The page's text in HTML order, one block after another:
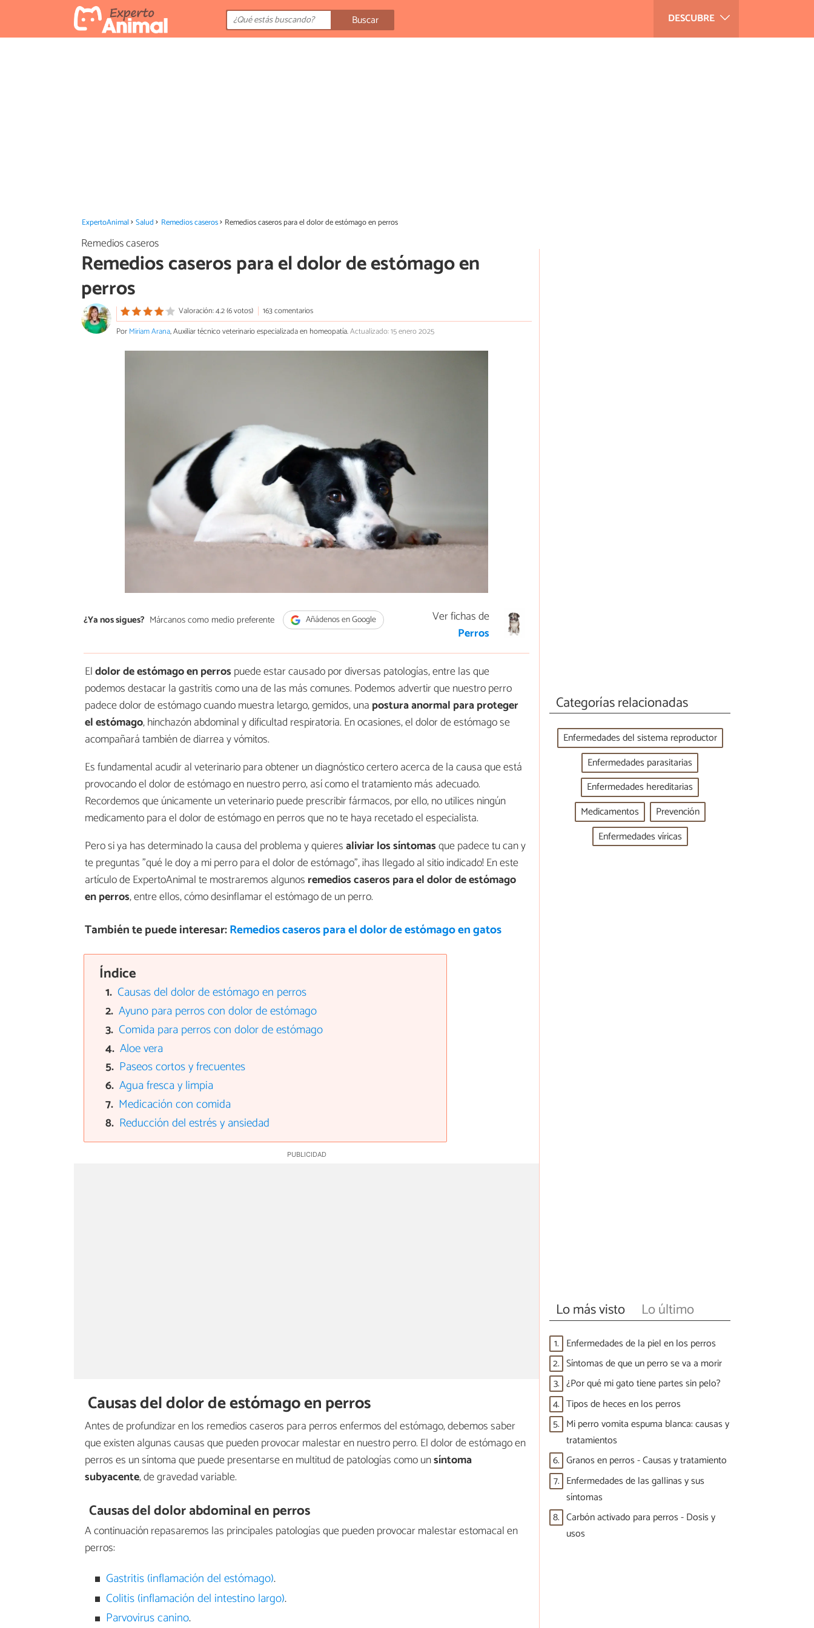
DESCUBRE
Buscar
ExpertoAnimal Salud Remedios caseros Remedios caseros para el dolor de estómago en perros
Remedios caseros
Remedios caseros para el dolor de estómago en
perros
Valoración: 4.2 (6 votos)
163 comentarios
PorMiriam Arana, Auxiliar técnico veterinario especializada en homeopatía.Actualizado: 15 enero 2025
¿Ya nos sigues? Márcanos como medio preferente Añádenos en Google
Ver fichas de
Perros
Eldolor de estómago en perros puede estar causado por diversas patologías, entre las que
podemos destacar la gastritis como una de las más comunes. Podemos advertir que nuestro perro
padece dolor de estómago cuando muestra letargo, gemidos, una postura anormal para proteger
el estómago, hinchazón abdominal y dificultad respiratoria. En ocasiones, el dolor de estómago se
acompañará también de diarrea y vómitos.
Es fundamental acudir al veterinario para obtener un diagnóstico certero acerca de la causa que está
provocando el dolor de estómago en nuestro perro, así como el tratamiento más adecuado.
Recordemos que únicamente un veterinario puede prescribir fármacos, por ello, no utilices ningún
medicamento para el dolor de estómago en perros que no te haya recetado el especialista.
Pero si ya has determinado la causa del problema y quieresaliviar los síntomasque padece tu can y
te preguntas "qué le doy a mi perro para el dolor de estómago", ¡has llegado al sitio indicado! En este
artículo de ExpertoAnimal te mostraremos algunos remedios caseros para eldolor de estómago
en perros, entre ellos, cómo desinflamar el estómago de un perro.
También te puede interesar:Remedios caseros para el dolor de estómago en gatos
Índice
Causas del dolor de estómago en perros
Ayuno para perros con dolor de estómago
Comida para perros con dolor de estómago
Aloe vera
Paseos cortos y frecuentes
Agua fresca y limpia
Medicación con comida
Reducción del estrés y ansiedad
Causas del dolor de estómago en perros
Antes de profundizar en los remedios caseros para perros enfermos del estómago, debemos saber
que existen algunas causas que pueden provocar malestar en nuestro perro. El dolor de estómago en
perros es un síntoma que puede presentarse en multitud de patologías como unsíntoma
subyacente, de gravedad variable.
Causas del dolor abdominal en perros
A continuación repasaremos las principales patologías que pueden provocar malestar estomacal en
perros:
Gastritis (inflamación del estómago).
Colitis (inflamación del intestino largo).
Parvovirus canino.
Categorías relacionadas
Enfermedades del sistema reproductor
Enfermedades parasitarias
Enfermedades hereditarias
Medicamentos
Prevención
Enfermedades víricas
Lo más visto Lo último
1. Enfermedades de la piel en los perros
2. Síntomas de que un perro se va a morir
3. ¿Por qué mi gato tiene partes sin pelo?
4. Tipos de heces en los perros
5. Mi perro vomita espuma blanca: causas y
tratamientos
6. Granos en perros - Causas y tratamiento
7. Enfermedades de las gallinas y sus
síntomas
8. Carbón activado para perros - Dosis y
usos